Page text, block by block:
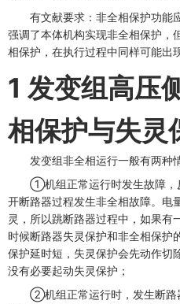
有文献要求：非全相保护功能
强调了本体机构实现非全相保护，
相保护，在执行过程中同样可能出
1 发变组高压
相保护与失灵
发变组非全相运行一般有两种
①机组正常运行时发生故障，
开断路器过程发生非全相故障。电
灵，所以跳断路器过程中，如果有
时候断路器失灵保护和非全相保护
保护延时短，失灵保护会先动作切
没有必要起动失灵保护；
②机组正常运行时，发生断路